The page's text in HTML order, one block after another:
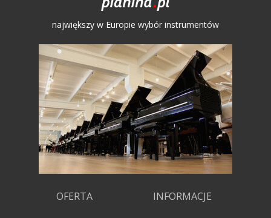
INFORMACJE
największy w Europie wybór instrumentów
OFERTA